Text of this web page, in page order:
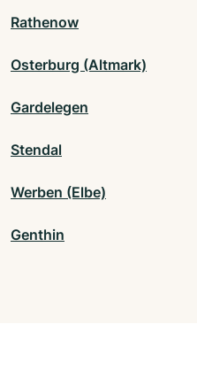
Rathenow
Osterburg (Altmark)
Gardelegen
Stendal
Werben (Elbe)
Genthin